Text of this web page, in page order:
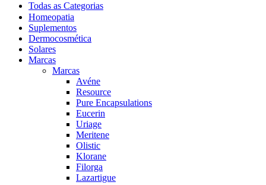
Todas as Categorias
Homeopatia
Suplementos
Dermocosmética
Solares
Marcas
Marcas
Avéne
Resource
Pure Encapsulations
Eucerin
Uriage
Meritene
Olistic
Klorane
Filorga
Lazartigue